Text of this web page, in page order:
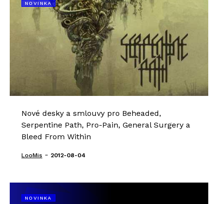
NOVINKA
Nové desky a smlouvy pro Beheaded,
Serpentine Path, Pro-Pain, General Surgery a
Bleed From Within
LooMis - 2012-08-04
NOVINKA